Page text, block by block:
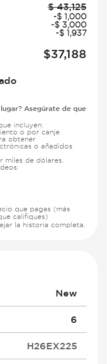
$ 43,125
-$ 1,000
-$ 3,000
-$ 1,937
$37,188
Asegúrate de que
incluyen:
o por canje
obtener
o añadidos
miles de dólares.
que pagas (más
califiques)
la historia completa.
New
6
H26EX225